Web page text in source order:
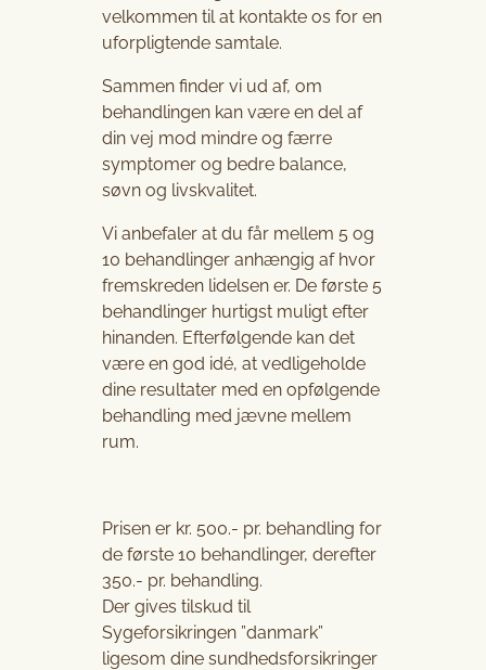
velkommen til at kontakte os for en
uforpligtende samtale.
Sammen finder vi ud af, om
behandlingen kan være en del af
din vej mod mindre og færre
symptomer og bedre balance,
søvn og livskvalitet.
Vi anbefaler at du får mellem 5 og
10 behandlinger anhængig af hvor
fremskreden lidelsen er. De første 5
behandlinger hurtigst muligt efter
hinanden. Efterfølgende kan det
være en god idé, at vedligeholde
dine resultater med en opfølgende
behandling med jævne mellem
rum.
Prisen er kr. 500.- pr. behandling for
de første 10 behandlinger, derefter
350.- pr. behandling.
Der gives tilskud til
Sygeforsikringen ”danmark”
ligesom dine sundhedsforsikringer